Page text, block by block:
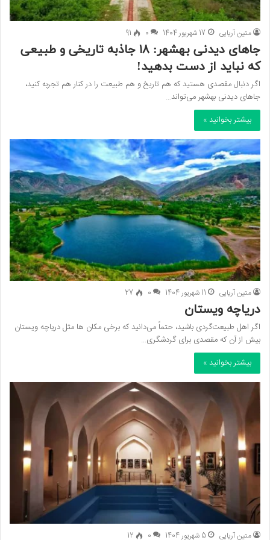
متین آریایی 17 شهریور 1404 0
91
جاهای دیدنی بهشهر: ۱۸ جاذبه تاریخی و طبیعی
که نباید از دست بدهید!
اگر دنبال مقصدی هستید که هم تاریخ و هم طبیعت را در کنار هم تجربه کنید،
جاهای دیدنی بهشهر می‌تواند…
بیشتر بخوانید »
متین آریایی 11 شهریور 1404 0
27
دریاچه ویستان
اگر اهل طبیعت‌گردی باشید، حتماً می‌دانید که برخی مکان‌ ها مثل دریاچه ویستان
بیش از آن که مقصدی برای گردشگری…
بیشتر بخوانید »
متین آریایی 5 شهریور 1404 0
12